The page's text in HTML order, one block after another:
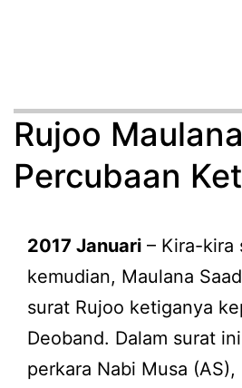
Rujoo
Percubaan
2017 Januari – Kira-kira
kemudian, Maulana
surat Rujoo ketiganya
Deoband. Dalam surat
perkara Nabi Musa (AS),